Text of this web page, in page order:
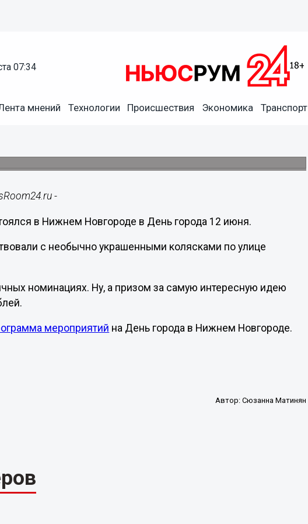
07:34
мнений Технологии Происшествия Экономика Транспорт
-
в Нижнем Новгороде в День города 12 июня.
с необычно украшенными колясками по улице
номинациях. Ну, а призом за самую интересную идею
мероприятий на День города в Нижнем Новгороде.
Автор: Сюзанна Матинян